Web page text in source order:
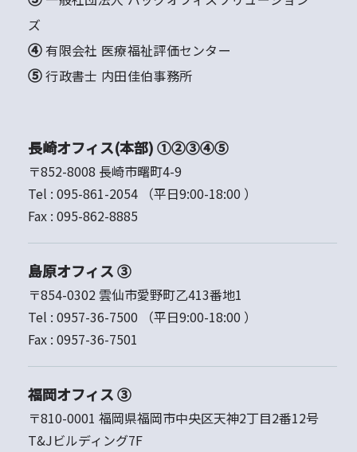
ズ
④ 有限会社 医療福祉評価センター
⑤ 行政書士 内田佳伯事務所
長崎オフィス(本部) ①②③④⑤
〒852-8008 長崎市曙町4-9
Tel : 095-861-2054
（平日9:00-18:00 ）
Fax : 095-862-8885
島原オフィス ③
〒854-0302 雲仙市愛野町乙413番地1
Tel : 0957-36-7500
（平日9:00-18:00 ）
Fax : 0957-36-7501
福岡オフィス ③
〒810-0001 福岡県福岡市中央区天神2丁目2番12号
T&Jビルディング7F